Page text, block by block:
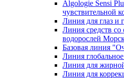
Algologie Sensi
чувcтвительной
Линия для глаз и
Линия средств
водорослей
Базовая линия
Линия
Линия для
Линия для